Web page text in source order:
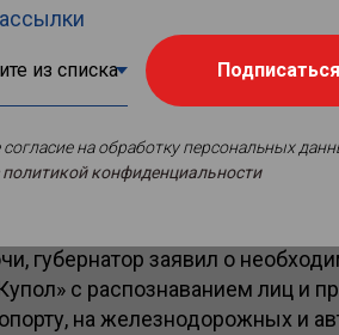
заседания
правопорядка и АТК
Кондратьева обсуждались
для антитеррористической
направления развития
губернатор заявил о
с распознаванием лиц и
на железнодорожных и
Подписаться
на обработку персональных
политикой конфиденциальности